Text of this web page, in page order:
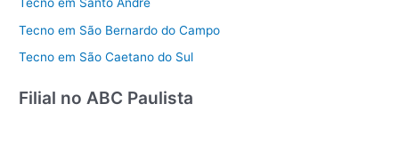
Tecno em São Bernardo do Campo
Tecno em São Caetano do Sul
Filial no ABC Paulista